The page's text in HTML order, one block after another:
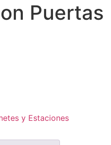
Puertas
y Estaciones